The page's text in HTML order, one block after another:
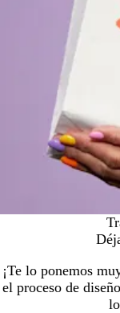
¡Te lo ponemos
el proceso de